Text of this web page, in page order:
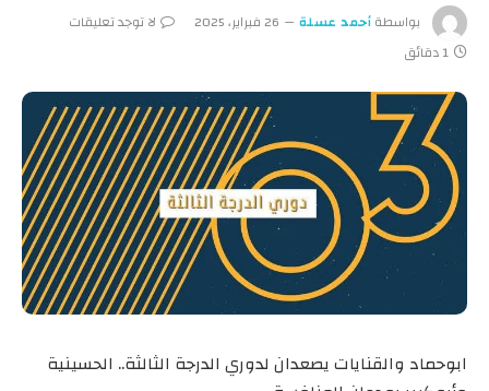
بواسطةأحمد عسلة 26 فبراير، 2025
لا توجد تعليقات
1 دقائق
ابوحماد والقنايات يصعدان لدوري الدرجة الثالثة.. الحسينية